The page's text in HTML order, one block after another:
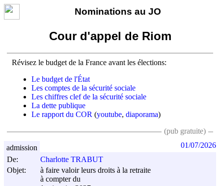
Nominations au JO
Cour d'appel de Riom
Révisez le budget de la France avant les élections:
Le budget de l'État
Les comptes de la sécurité sociale
Les chiffres clef de la sécurité sociale
La dette publique
Le rapport du COR (youtube, diaporama)
(pub gratuite)
De:
Charlotte TRABUT
Objet:
à faire valoir leurs droits à la retraite
à compter du
admission 01/07/2026